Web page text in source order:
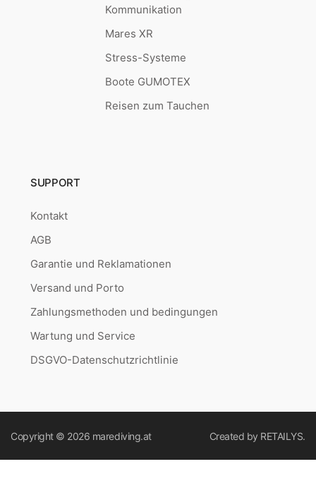
Kommunikation
Mares XR
Stress-Systeme
Boote GUMOTEX
Reisen zum Tauchen
SUPPORT
Kontakt
AGB
Garantie und Reklamationen
Versand und Porto
Zahlungsmethoden und bedingungen
Wartung und Service
DSGVO-Datenschutzrichtlinie
Copyright © 2026 marediving.at Created by RETAILYS.